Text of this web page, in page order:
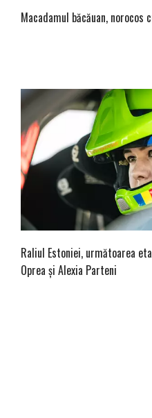
Macadamul băcăuan, norocos
Raliul Estoniei, următoarea
Oprea și Alexia Parteni